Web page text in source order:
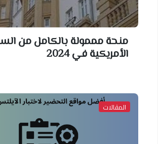
منحة مممولة بالكامل من
الأمريكية في 2024
المقالات